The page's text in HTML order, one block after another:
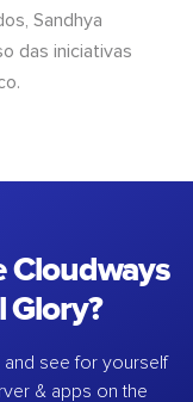
Sandhya
das iniciativas
Cloudways
Glory?
and see for yourself
& apps on the